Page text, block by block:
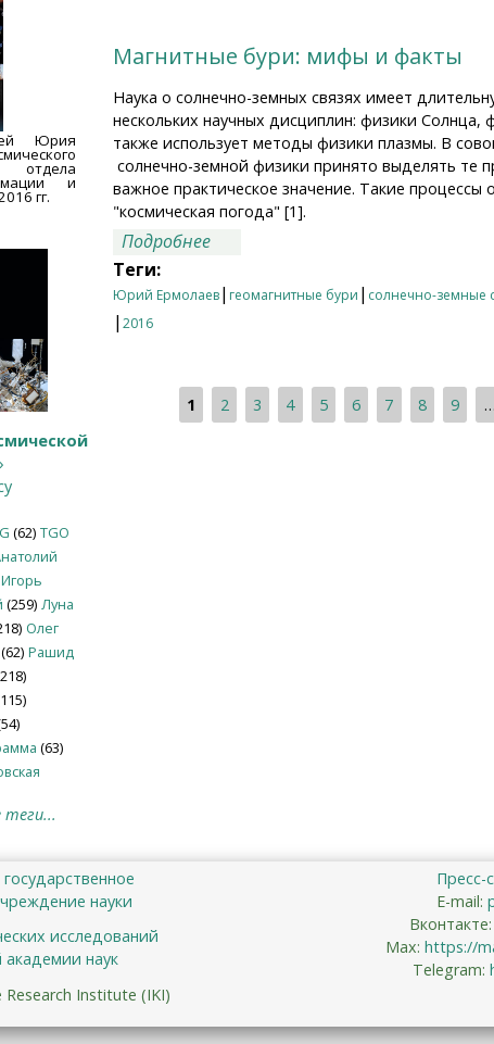
Магнитные бури: мифы и факты
Наука о солнечно-земных связях имеет
нескольких научных дисциплин: физики Солнца,
также использует методы физики плазмы. В
солнечно-земной физики принято выделять те
важное практическое значение. Такие
"космическая погода" [1].
Подробнее
Теги:
Юрий Ермолаев| геомагнитные бури | солнечно-земные
| 2016
Страницы
1 2 3 4 5 6 7 8 9 …
Юрия
отдела
и
гг.
(62) TGO
Игорь
(259) Луна
Олег
(62) Рашид
(63)
теги...
науки
исследований
академии наук
Institute (IKI)
E-mail:
Вконтакте:
Max: https://
Telegram: